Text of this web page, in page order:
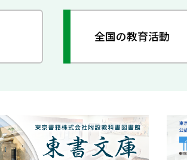
全国の教育活動